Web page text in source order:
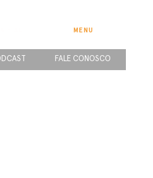
MENU
FALE CONOSCO